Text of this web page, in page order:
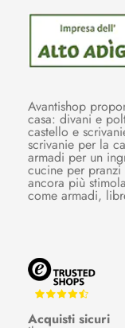
Avantishop
casa: divani e
castello e
scrivanie per la
armadi per un
cucine per
ancora più
come armadi,
Acquisti sicuri